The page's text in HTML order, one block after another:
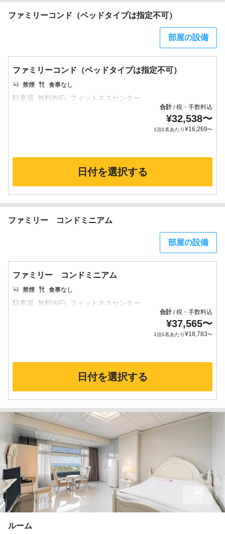
ファミリーコンド（ベッドタイプは指定不可）
部屋の設備
ファミリーコンド（ベッドタイプは指定不可）
禁煙 食事なし
合計/税・手数料込
¥32,538〜
1泊1名あたり¥16,269〜
日付を選択する
ファミリー コンドミニアム
部屋の設備
ファミリー コンドミニアム
禁煙 食事なし
合計/税・手数料込
¥37,565〜
1泊1名あたり¥18,783〜
日付を選択する
ルーム